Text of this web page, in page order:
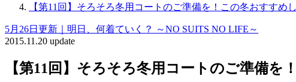
【第11回】そろそろ冬用コートのご準備を！この冬おすすめ
5月26日更新｜明日、何着ていく？ ～NO SUITS NO LIFE～
2015.11.20 update
【第11回】そろそろ冬用コートのご準備